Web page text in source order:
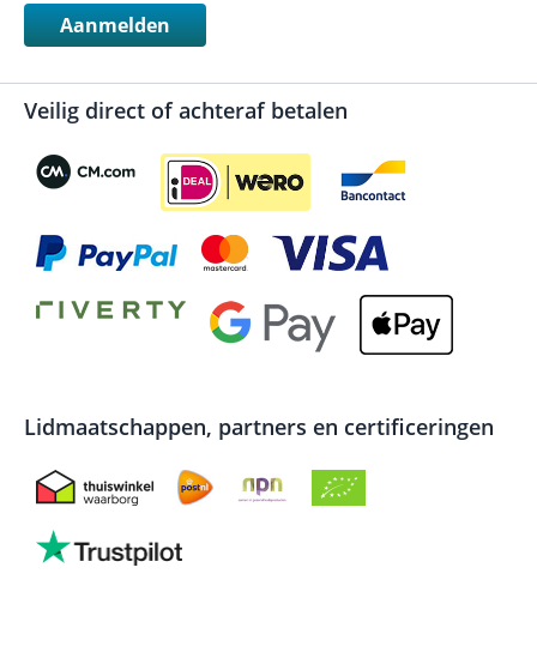
Aanmelden
Veilig direct of achteraf betalen
Lidmaatschappen, partners en certificeringen